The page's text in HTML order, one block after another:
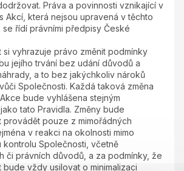
Práva a povinnosti vznikající v
Akcí, která nejsou upravená v těchto
se řídí právními předpisy České
si vyhrazuje právo změnit podmínky
jejího trvání bez udání důvodů a
a to bez jakýchkoliv nároků
Společnosti. Každá taková změna
bude vyhlášena stejným
tato Pravidla. Změny bude
provádět pouze z mimořádných
v reakci na okolnosti mimo
kontrolu Společnosti, včetně
či právních důvodů, a za podmínky, že
bude vždy usilovat o minimalizaci